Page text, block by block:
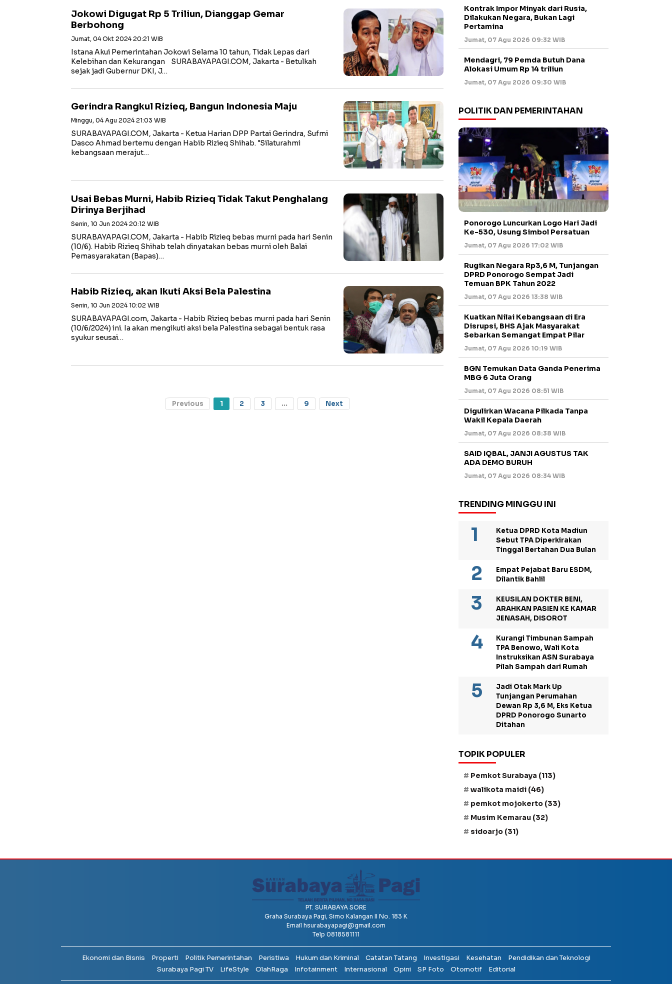
Jokowi Digugat Rp 5 Triliun, Dianggap Gemar
Berbohong
Jumat, 04 Okt 2024 20:21 WIB
Istana Akui Pemerintahan Jokowi Selama 10 tahun, Tidak Lepas dari
Kelebihan dan Kekurangan SURABAYAPAGI.COM, Jakarta - Betulkah
sejak jadi Gubernur DKI, J…
Gerindra Rangkul Rizieq, Bangun Indonesia Maju
Minggu, 04 Agu 2024 21:03 WIB
SURABAYAPAGI.COM, Jakarta - Ketua Harian DPP Partai Gerindra, Sufmi
Dasco Ahmad bertemu dengan Habib Rizieq Shihab. "Silaturahmi
kebangsaan merajut…
Usai Bebas Murni, Habib Rizieq Tidak Takut Penghalang
Dirinya Berjihad
Senin, 10 Jun 2024 20:12 WIB
SURABAYAPAGI.COM, Jakarta - Habib Rizieq bebas murni pada hari Senin
(10/6). Habib Rizieq Shihab telah dinyatakan bebas murni oleh Balai
Pemasyarakatan (Bapas)…
Habib Rizieq, akan Ikuti Aksi Bela Palestina
Senin, 10 Jun 2024 10:02 WIB
SURABAYAPAGI.com, Jakarta - Habib Rizieq bebas murni pada hari Senin
(10/6/2024) ini. Ia akan mengikuti aksi bela Palestina sebagai bentuk rasa
syukur seusai…
Previous 1 2 3 ... 9 Next
Kontrak Impor Minyak dari Rusia,
Dilakukan Negara, Bukan Lagi
Pertamina
Jumat, 07 Agu 2026 09:32 WIB
Mendagri, 79 Pemda Butuh Dana
Alokasi Umum Rp 14 triliun
Jumat, 07 Agu 2026 09:30 WIB
POLITIK DAN PEMERINTAHAN
Ponorogo Luncurkan Logo Hari Jadi
Ke-530, Usung Simbol Persatuan
Jumat, 07 Agu 2026 17:02 WIB
Rugikan Negara Rp3,6 M, Tunjangan
DPRD Ponorogo Sempat Jadi
Temuan BPK Tahun 2022
Jumat, 07 Agu 2026 13:38 WIB
Kuatkan Nilai Kebangsaan di Era
Disrupsi, BHS Ajak Masyarakat
Sebarkan Semangat Empat Pilar
Jumat, 07 Agu 2026 10:19 WIB
BGN Temukan Data Ganda Penerima
MBG 6 Juta Orang
Jumat, 07 Agu 2026 08:51 WIB
Digulirkan Wacana Pilkada Tanpa
Wakil Kepala Daerah
Jumat, 07 Agu 2026 08:38 WIB
SAID IQBAL, JANJI AGUSTUS TAK
ADA DEMO BURUH
Jumat, 07 Agu 2026 08:34 WIB
TRENDING MINGGU INI
Ketua DPRD Kota Madiun
Sebut TPA Diperkirakan
Tinggal Bertahan Dua Bulan
Empat Pejabat Baru ESDM,
Dilantik Bahlil
KEUSILAN DOKTER BENI,
ARAHKAN PASIEN KE KAMAR
JENASAH, DISOROT
Kurangi Timbunan Sampah
TPA Benowo, Wali Kota
Instruksikan ASN Surabaya
Pilah Sampah dari Rumah
Jadi Otak Mark Up
Tunjangan Perumahan
Dewan Rp 3,6 M, Eks Ketua
DPRD Ponorogo Sunarto
Ditahan
TOPIK POPULER
Pemkot Surabaya (113)
walikota maidi (46)
pemkot mojokerto (33)
Musim Kemarau (32)
sidoarjo (31)
PT. SURABAYA SORE
Graha Surabaya Pagi, Simo Kalangan II No. 183 K
Email hsurabayapagi@gmail.com
Telp 0818581111
Ekonomi dan Bisnis Properti Politik Pemerintahan Peristiwa Hukum dan Kriminal Catatan Tatang Investigasi Kesehatan
Pendidikan dan Teknologi
Surabaya Pagi TV
LifeStyle OlahRaga Infotainment Internasional Opini SP Foto Otomotif Editorial